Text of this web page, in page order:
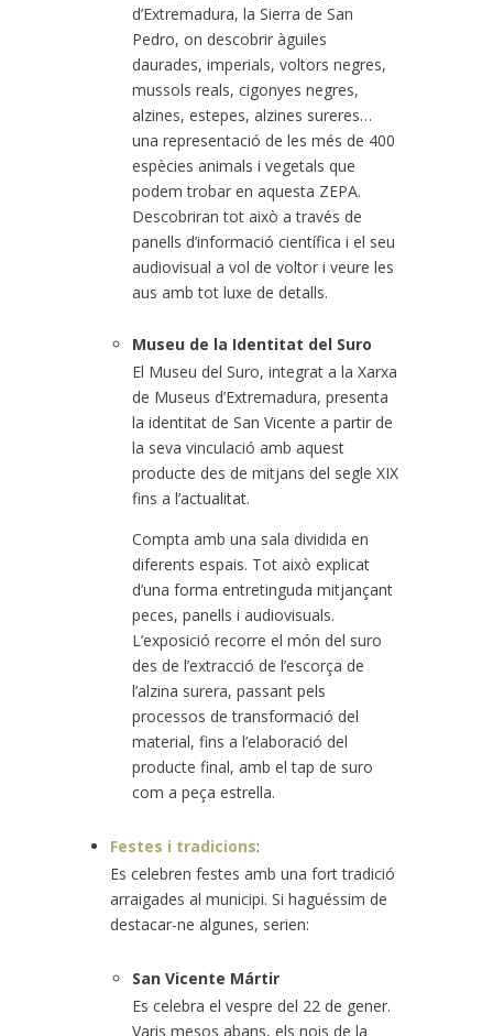
d’Extremadura, la Sierra de San
Pedro, on descobrir àguiles
daurades, imperials, voltors negres,
mussols reals, cigonyes negres,
alzines, estepes, alzines sureres…
una representació de les més de 400
espècies animals i vegetals que
podem trobar en aquesta ZEPA.
Descobriran tot això a través de
panells d’informació científica i el seu
audiovisual a vol de voltor i veure les
aus amb tot luxe de detalls.
Museu de la Identitat del Suro
El Museu del Suro, integrat a la Xarxa
de Museus d’Extremadura, presenta
la identitat de San Vicente a partir de
la seva vinculació amb aquest
producte des de mitjans del segle XIX
fins a l’actualitat.
Compta amb una sala dividida en
diferents espais. Tot això explicat
d’una forma entretinguda mitjançant
peces, panells i audiovisuals.
L’exposició recorre el món del suro
des de l’extracció de l’escorça de
l’alzina surera, passant pels
processos de transformació del
material, fins a l’elaboració del
producte final, amb el tap de suro
com a peça estrella.
Festes i tradicions:
Es celebren festes amb una fort tradició
arraigades al municipi. Si haguéssim de
destacar-ne algunes, serien:
San Vicente Mártir
Es celebra el vespre del 22 de gener.
Varis mesos abans, els nois de la